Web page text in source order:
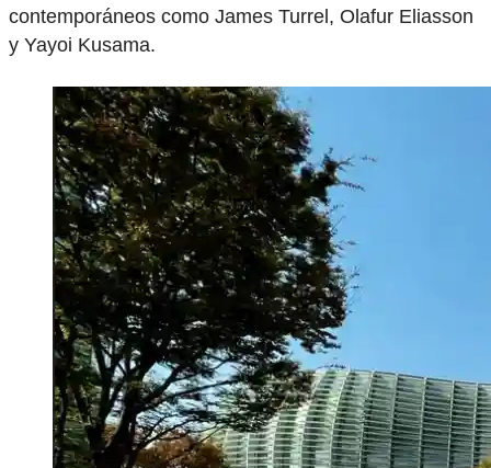
contemporáneos como James Turrel, Olafur Eliasson
y Yayoi Kusama.